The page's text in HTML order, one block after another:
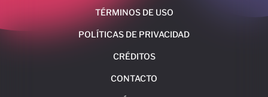
TÉRMINOS DE USO
POLÍTICAS DE PRIVACIDAD
CRÉDITOS
CONTACTO